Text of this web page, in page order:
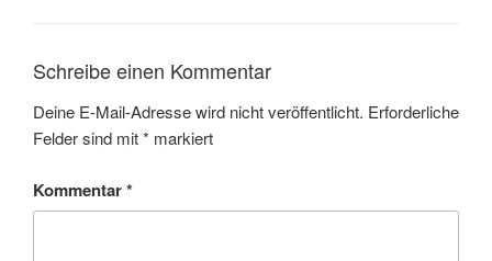
Schreibe einen Kommentar
Deine E-Mail-Adresse wird nicht veröffentlicht. Erforderliche
Felder sind mit* markiert
Kommentar*